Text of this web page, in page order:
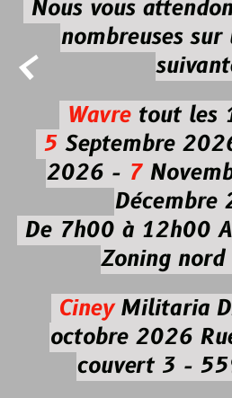

Nous vous
nombreuses sur
Wavretout les
5Septembre
2026 -7
Décembre
De 7h00 à 12h00
Zoning nord
CineyMilitaria
octobre 2026
couvert 3 -